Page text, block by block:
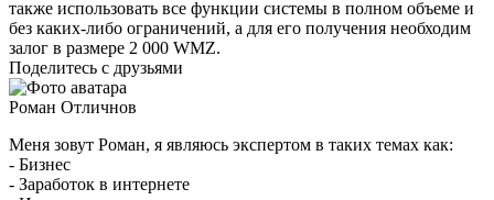
также использовать все функции системы в полном объеме и
без каких-либо ограничений, а для его получения необходим
залог в размере 2 000 WMZ.
Поделитесь с друзьями
Роман Отличнов
Меня зовут Роман, я являюсь экспертом в таких темах как:
- Бизнес
- Заработок в интернете